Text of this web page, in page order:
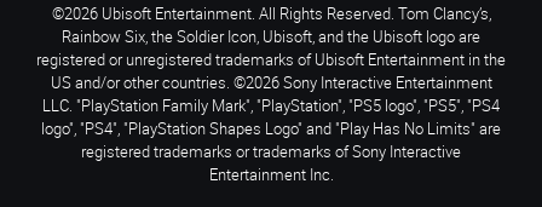
©2026 Ubisoft Entertainment. All Rights Reserved. Tom Clancy’s,
Rainbow Six, the Soldier Icon, Ubisoft, and the Ubisoft logo are
registered or unregistered trademarks of Ubisoft Entertainment in the
US and/or other countries. ©2026 Sony Interactive Entertainment
LLC. "PlayStation Family Mark", "PlayStation", "PS5 logo", "PS5", "PS4
logo", "PS4", "PlayStation Shapes Logo" and "Play Has No Limits" are
registered trademarks or trademarks of Sony Interactive
Entertainment Inc.